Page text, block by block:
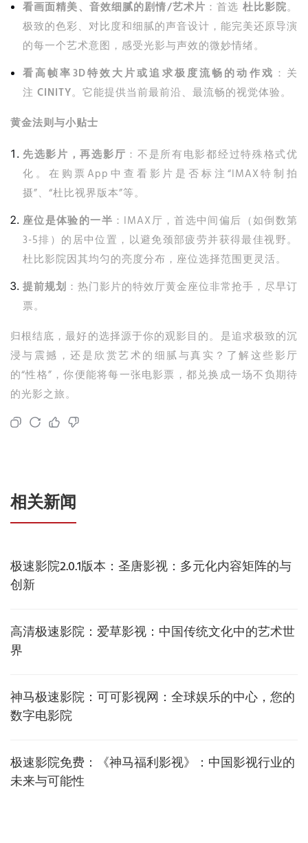
看画面精美、音效细腻的剧情/艺术片 ：首选 杜比影院。
极致的色彩、对比度和细腻的声音设计，能完美还原导演
的每一个艺术意图，感受光影与声效的微妙情绪。
看高帧率3D特效大片或追求极度流畅的动作戏 ：关
注 CINITY。它能提供当前最前沿、最流畅的视觉体验。
黄金法则与小贴士
先选影片，再选影厅 ：不是所有电影都经过特殊格式优
化。在购票App中查看影片是否标注“IMAX特制拍
摄”、“杜比视界版本”等。
座位是体验的一半 ：IMAX厅，首选中间偏后（如倒数第
3-5排）的居中位置，以避免颈部疲劳并获得最佳视野。
杜比影院因其均匀的亮度分布，座位选择范围更灵活。
提前规划 ：热门影片的特效厅黄金座位非常抢手，尽早订
票。
归根结底，最好的选择源于你的观影目的。是追求极致的沉
浸与震撼，还是欣赏艺术的细腻与真实？了解这些影厅
的“性格”，你便能将每一张电影票，都兑换成一场不负期待
的光影之旅。
相关新闻
极速影院2.0.1版本：圣唐影视：多元化内容矩阵的与
创新
高清极速影院：爱草影视：中国传统文化中的艺术世
界
神马极速影院：可可影视网：全球娱乐的中心，您的
数字电影院
极速影院免费：《神马福利影视》：中国影视行业的
未来与可能性